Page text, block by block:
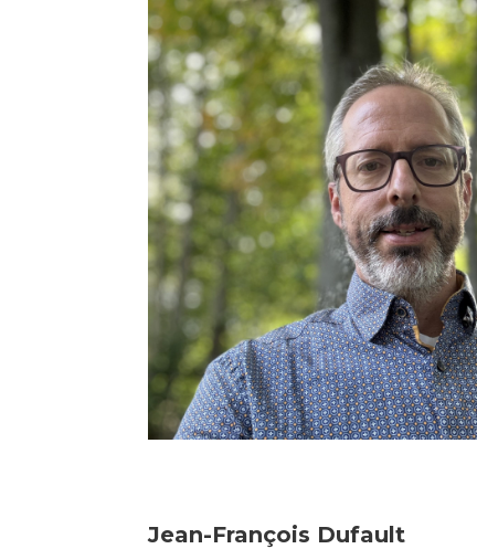
Jean-François Dufault